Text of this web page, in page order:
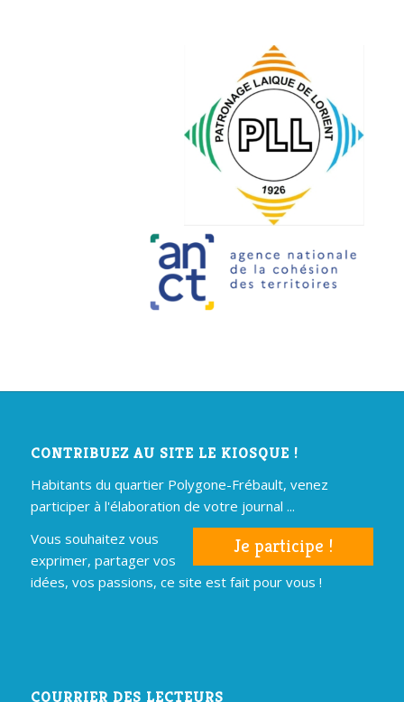
CONTRIBUEZ AU SITE LE KIOSQUE !
Habitants du quartier Polygone-Frébault, venez
participer à l'élaboration de votre journal ...
Je participe !
Vous souhaitez vous
exprimer, partager vos
idées, vos passions, ce site est fait pour vous !
COURRIER DES LECTEURS